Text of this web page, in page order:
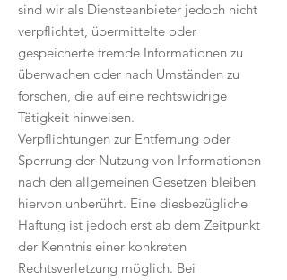
sind wir als Diensteanbieter jedoch nicht
verpflichtet, übermittelte oder
gespeicherte fremde Informationen zu
überwachen oder nach Umständen zu
forschen, die auf eine rechtswidrige
Tätigkeit hinweisen.
Verpflichtungen zur Entfernung oder
Sperrung der Nutzung von Informationen
nach den allgemeinen Gesetzen bleiben
hiervon unberührt. Eine diesbezügliche
Haftung ist jedoch erst ab dem Zeitpunkt
der Kenntnis einer konkreten
Rechtsverletzung möglich. Bei